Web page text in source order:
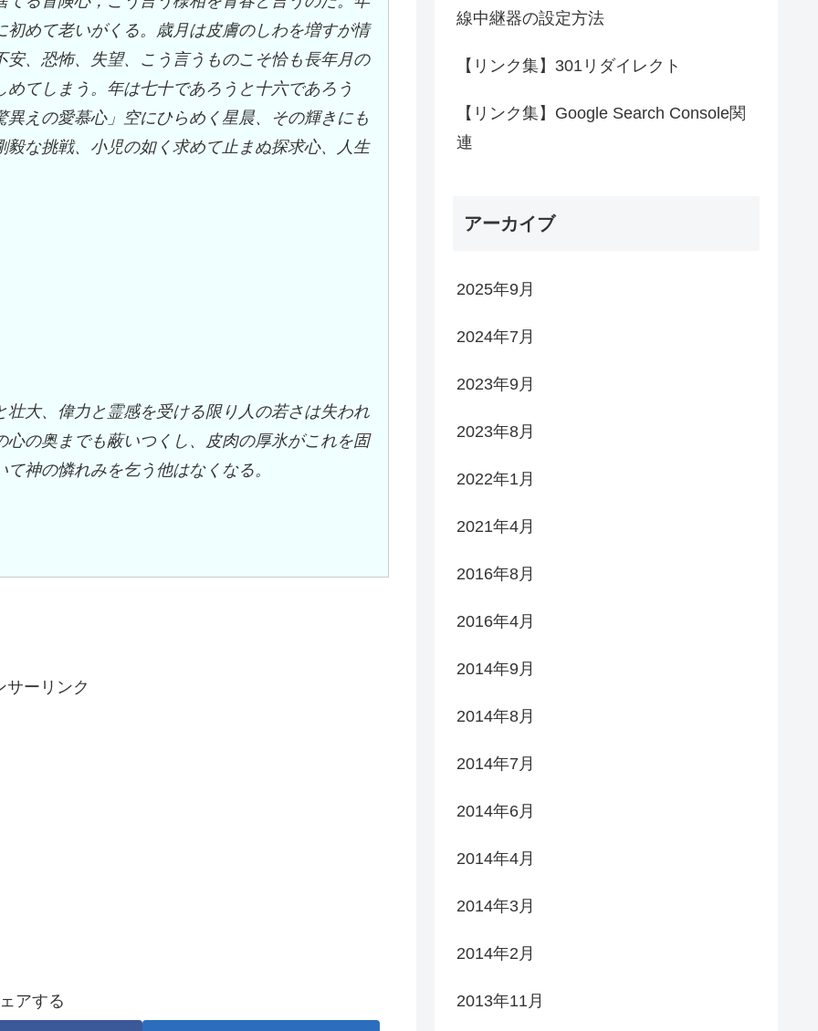
めて老いがくる。歳月は皮膚のしわを増すが情
、恐怖、失望、こう言うものこそ恰も長年月の
てしまう。年は七十であろうと十六であろう
えの愛慕心」空にひらめく星晨、その輝きにも
な挑戦、小児の如く求めて止まぬ探求心、人生
大、偉力と霊感を受ける限り人の若さは失われ
の奥までも蔽いつくし、皮肉の厚氷がこれを固
神の憐れみを乞う他はなくなる。
サーリンク
アする
線中継器の設定方法
【リンク集】301リダイレクト
【リンク集】Google Search Console関
連
アーカイブ
2025年9月
2024年7月
2023年9月
2023年8月
2022年1月
2021年4月
2016年8月
2016年4月
2014年9月
2014年8月
2014年7月
2014年6月
2014年4月
2014年3月
2014年2月
2013年11月